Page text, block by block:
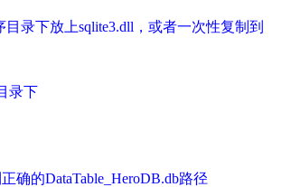
录下放上sqlite3.dll，或者一次性复制到
录下
确的DataTable_HeroDB.db路径